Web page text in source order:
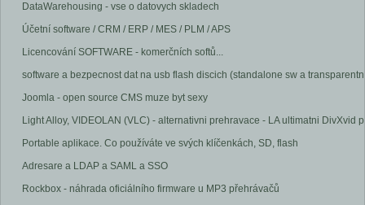
DataWarehousing - vse o datovych skladech
Účetní software / CRM / ERP / MES / PLM / APS
Licencování SOFTWARE - komerčních softů...
software a bezpecnost dat na usb flash discich (standalone sw a
Joomla - open source CMS muze byt sexy
Light Alloy, VIDEOLAN (VLC) - alternativni prehravace - LA ultimatni DivXvid
Portable aplikace. Co používáte ve svých klíčenkách, SD, flash
Adresare a LDAP a SAML a SSO
Rockbox - náhrada oficiálního firmware u MP3 přehrávačů